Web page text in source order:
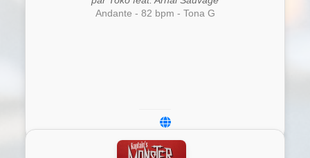
Andante - 82 bpm - Tona G